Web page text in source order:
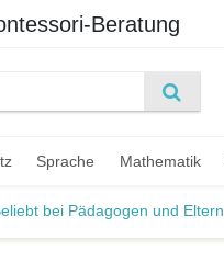
Beratung
Sprache Mathematik
bei Pädagogen und Eltern